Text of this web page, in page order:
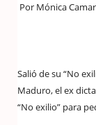
Por Mónica
Salió de su “No
Maduro, el ex
“No exilio” para